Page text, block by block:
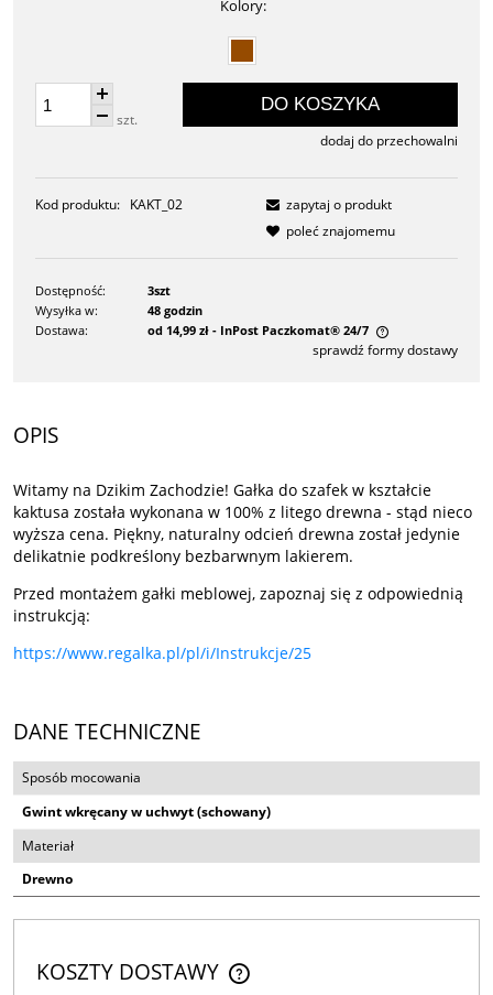
Kolory:
szt.
DO KOSZYKA
dodaj do przechowalni
Kod produktu: KAKT_02
zapytaj o produkt
poleć znajomemu
Dostępność:
3szt
Wysyłka w:
48 godzin
Dostawa:
od 14,99 zł - InPost Paczkomat® 24/7
Cena nie zawiera ewentualnych kosztów płatności
sprawdź formy dostawy
OPIS
Witamy na Dzikim Zachodzie! Gałka do szafek w kształcie
kaktusa została wykonana w 100% z litego drewna - stąd nieco
wyższa cena. Piękny, naturalny odcień drewna został jedynie
delikatnie podkreślony bezbarwnym lakierem.
Przed montażem gałki meblowej, zapoznaj się z odpowiednią
instrukcją:
https://www.regalka.pl/pl/i/Instrukcje/25
DANE TECHNICZNE
Sposób mocowania
Gwint wkręcany w uchwyt (schowany)
Materiał
Drewno
KOSZTY DOSTAWY
CENA NIE ZAWIERA EWENTUALNYCH KOSZTÓW PŁATNOŚCI